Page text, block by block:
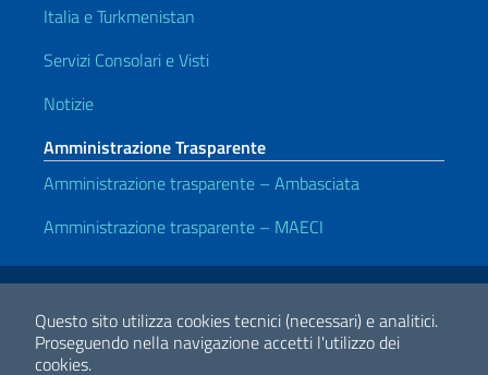
Questo sito utilizza cookies tecnici (necessari) e analitici.
Proseguendo nella navigazione accetti l'utilizzo dei
cookies.
Italia e Turkmenistan
Servizi Consolari e Visti
Notizie
Amministrazione Trasparente
Amministrazione trasparente – Ambasciata
Amministrazione trasparente – MAECI
Link Utili